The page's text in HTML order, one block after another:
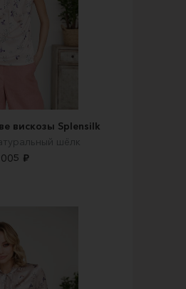
вискозы Splensilk
шёлк
₽